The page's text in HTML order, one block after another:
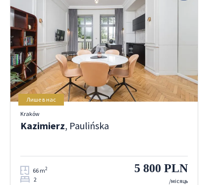
Лише в нас
Kraków
Kazimierz, Paulińska
66 m2
2
5 800 PLN
/місяць